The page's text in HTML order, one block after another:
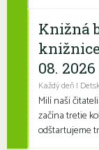
Knižná
08. 2026
Každý deň |
Milí naši
začína tretie
odštartujeme